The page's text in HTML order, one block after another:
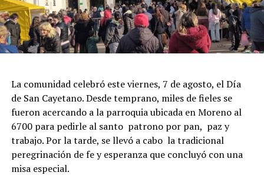
La comunidad celebró este viernes, 7 de agosto, el Día
de San Cayetano. Desde temprano, miles de fieles se
fueron acercando a la parroquia ubicada en Moreno al
6700 para pedirle al santo patrono por pan, paz y
trabajo. Por la tarde, se llevó a cabo la tradicional
peregrinación de fe y esperanza que concluyó con una
misa especial.